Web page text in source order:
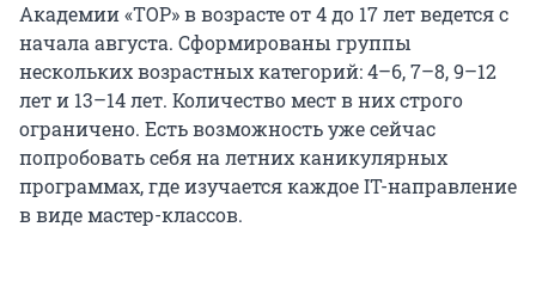
Академии «ТОР» в возрасте от 4 до 17 лет ведется с
начала августа. Сформированы группы
нескольких возрастных категорий: 4–6, 7–8, 9–12
лет и 13–14 лет. Количество мест в них строго
ограничено. Есть возможность уже сейчас
попробовать себя на летних каникулярных
программах, где изучается каждое IT-направление
в виде мастер-классов.